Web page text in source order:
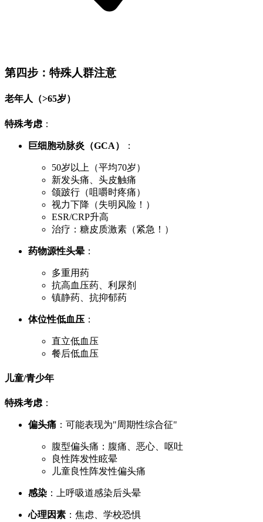
第四步：特殊人群注意
老年人（>65岁）
特殊考虑 ：
巨细胞动脉炎（GCA） ：
50岁以上（平均70岁）
新发头痛、头皮触痛
颌跛行（咀嚼时疼痛）
视力下降（失明风险！）
ESR/CRP升高
治疗：糖皮质激素（紧急！）
药物源性头晕 ：
多重用药
抗高血压药、利尿剂
镇静药、抗抑郁药
体位性低血压 ：
直立低血压
餐后低血压
儿童/青少年
特殊考虑 ：
偏头痛 ：可能表现为"周期性综合征"
腹型偏头痛：腹痛、恶心、呕吐
良性阵发性眩晕
儿童良性阵发性偏头痛
感染 ：上呼吸道感染后头晕
心理因素 ：焦虑、学校恐惧